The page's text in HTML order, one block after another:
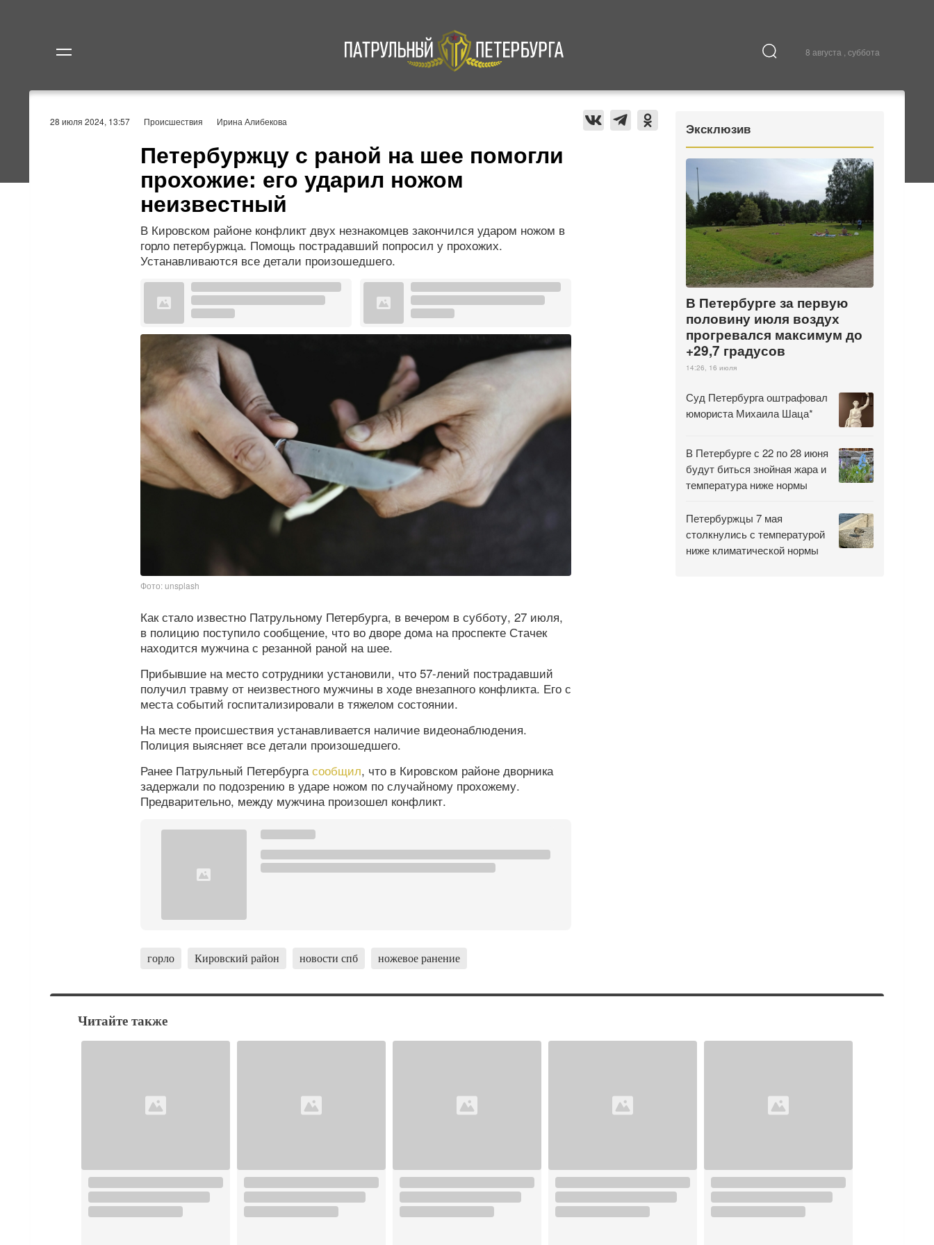
8 августа , суббота
Происшествия Культура
28 июля 2024, 13:57 Происшествия Ирина Алибекова
Петербуржцу с раной на шее помогли
прохожие: его ударил ножом
неизвестный
В Кировском районе конфликт двух незнакомцев закончился ударом ножом в
горло петербуржца. Помощь пострадавший попросил у прохожих.
Устанавливаются все детали произошедшего.
Фото: unsplash
Как стало известно Патрульному Петербурга, в вечером в субботу, 27 июля,
в полицию поступило сообщение, что во дворе дома на проспекте Стачек
находится мужчина с резанной раной на шее.
Прибывшие на место сотрудники установили, что 57-лений пострадавший
получил травму от неизвестного мужчины в ходе внезапного конфликта. Его с
места событий госпитализировали в тяжелом состоянии.
На месте происшествия устанавливается наличие видеонаблюдения.
Полиция выясняет все детали произошедшего.
Ранее Патрульный Петербургасообщил, что в Кировском районе дворника
задержали по подозрению в ударе ножом по случайному прохожему.
Предварительно, между мужчина произошел конфликт.
горло Кировский район новости спб ножевое ранение
Эксклюзив
В Петербурге за первую
половину июля воздух
прогревался максимум до
+29,7 градусов
14:26, 16 июля
Суд Петербурга оштрафовал
юмориста Михаила Шаца*
В Петербурге с 22 по 28 июня
будут биться знойная жара и
температура ниже нормы
Петербуржцы 7 мая
столкнулись с температурой
ниже климатической нормы
Читайте также